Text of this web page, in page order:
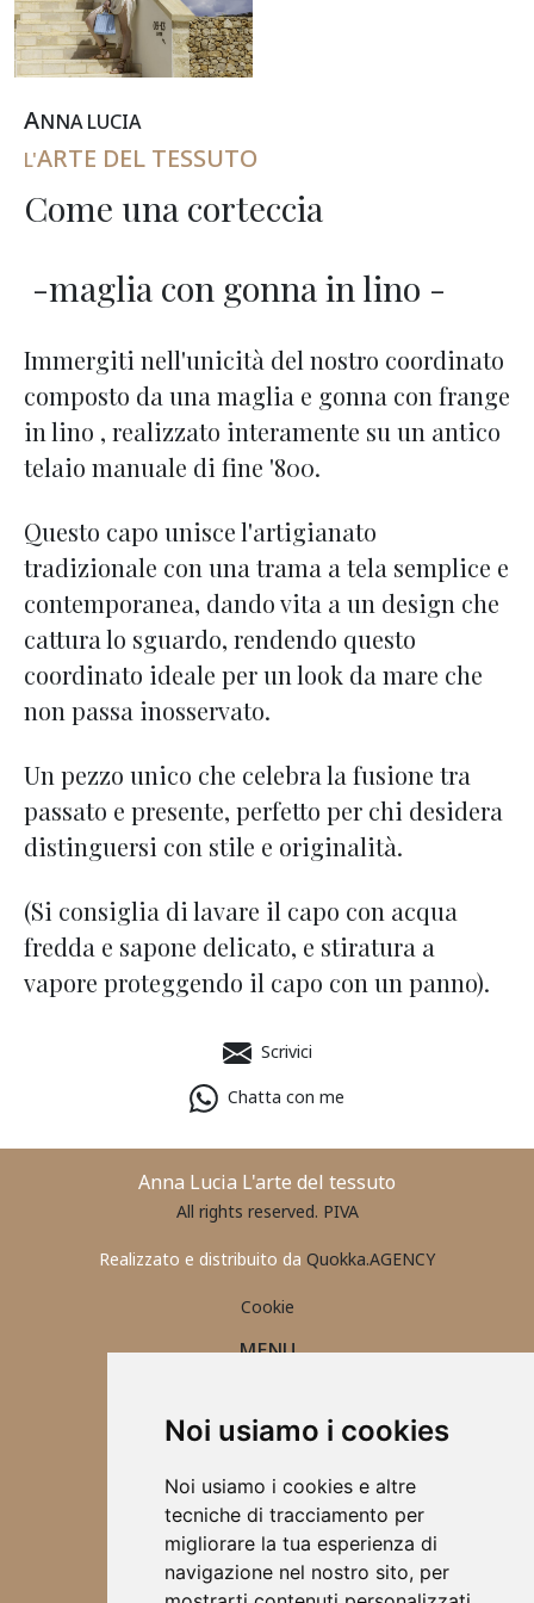
Noi usiamo i cookies
Noi usiamo i cookies e altre
tecniche di tracciamento per
migliorare la tua esperienza di
navigazione nel nostro sito, per
ANNALUCIA
L'ARTE DEL TESSUTO
Come una corteccia
-maglia con gonna in lino -
Immergiti nell'unicità del nostro coordinato
composto da una maglia e gonna con frange
in lino , realizzato interamente su un antico
telaio manuale di fine '800.
Questo capo unisce l'artigianato
tradizionale con una trama a tela semplice e
contemporanea, dando vita a un design che
cattura lo sguardo, rendendo questo
coordinato ideale per un look da mare che
non passa inosservato.
Un pezzo unico che celebra la fusione tra
passato e presente, perfetto per chi desidera
distinguersi con stile e originalità.
(Si consiglia di lavare il capo con acqua
fredda e sapone delicato, e stiratura a
vapore proteggendo il capo con un panno).
Scrivici
Chatta con me
Anna Lucia L'arte del tessuto
All rights reserved. PIVA
Realizzato e distribuito da Quokka.AGENCY
Cookie
MENU
CONTATTI
ABBIGLIAMENTO 2025
TOVAGLIETTE ALL'AMERICANA
SCRUNCHIES
CHI SONO
DESIGN